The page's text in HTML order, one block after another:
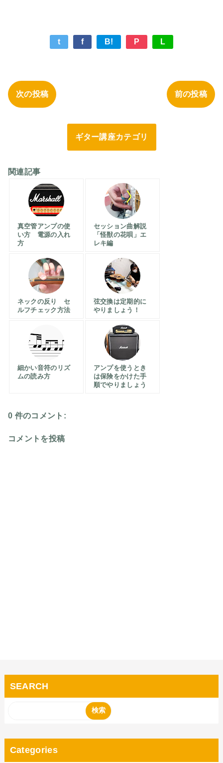
t f B! P L
次の投稿 前の投稿
ギター講座カテゴリ
関連記事
真空管アンプの使
い方 電源の入れ
方
セッション曲解説
「怪獣の花唄」エ
レキ編
ネックの反り セ
ルフチェック方法
弦交換は定期的に
やりましょう！
細かい音符のリズ
ムの読み方
アンプを使うとき
は保険をかけた手
順でやりましょう
0 件のコメント:
コメントを投稿
SEARCH
Categories